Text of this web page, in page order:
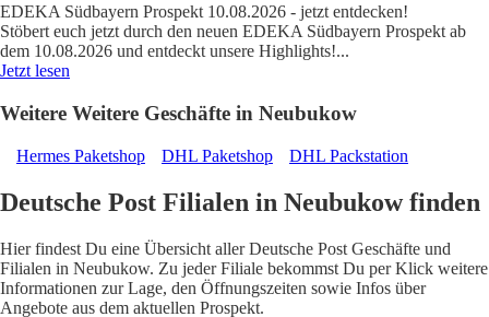
EDEKA Südbayern Prospekt 10.08.2026 - jetzt entdecken!
Stöbert euch jetzt durch den neuen EDEKA Südbayern Prospekt ab
dem 10.08.2026 und entdeckt unsere Highlights!...
Jetzt lesen
Weitere Weitere Geschäfte in Neubukow
Hermes Paketshop DHL Paketshop DHL Packstation
Deutsche Post Filialen in Neubukow finden
Hier findest Du eine Übersicht aller Deutsche Post Geschäfte und
Filialen in Neubukow. Zu jeder Filiale bekommst Du per Klick weitere
Informationen zur Lage, den Öffnungszeiten sowie Infos über
Angebote aus dem aktuellen Prospekt.